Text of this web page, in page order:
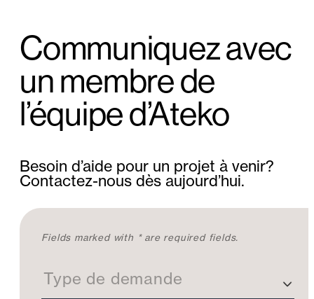
Communiquez avec
un membre de
l’équipe d’Ateko
Besoin d’aide pour un projet à venir?
Contactez-nous dès aujourd’hui.
C
Fields marked with * are required fields.
Type de demande